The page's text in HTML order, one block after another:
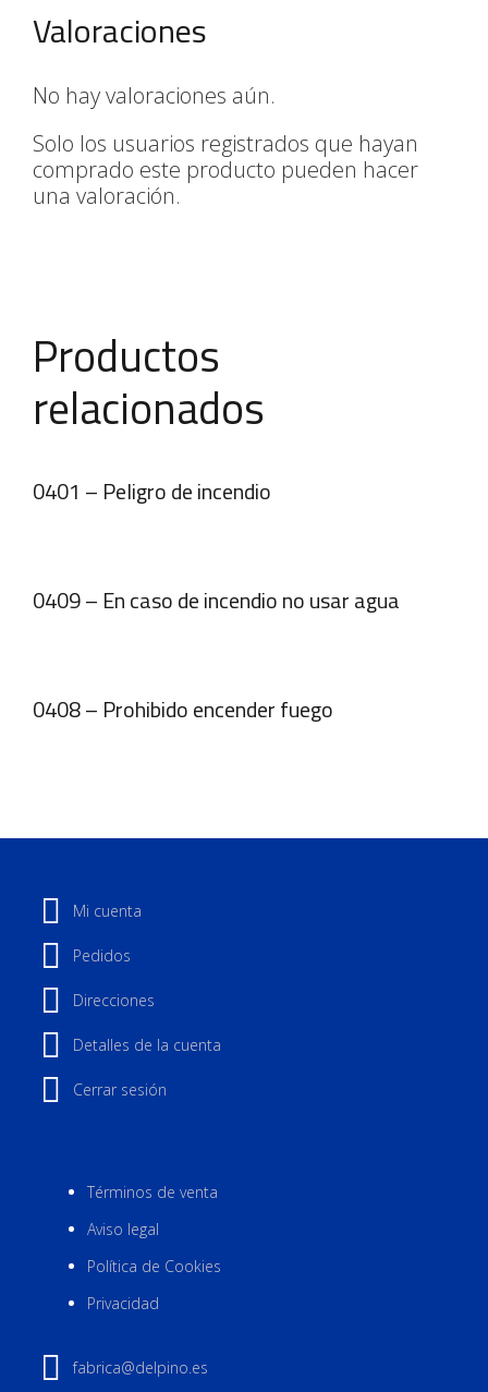
Valoraciones
No hay valoraciones aún.
Solo los usuarios registrados que hayan
comprado este producto pueden hacer
una valoración.
Productos
relacionados
0401 – Peligro de incendio
0409 – En caso de incendio no usar agua
0408 – Prohibido encender fuego
Mi cuenta
Pedidos
Direcciones
Detalles de la cuenta
Cerrar sesión
Términos de venta
Aviso legal
Política de Cookies
Privacidad
fabrica@delpino.es